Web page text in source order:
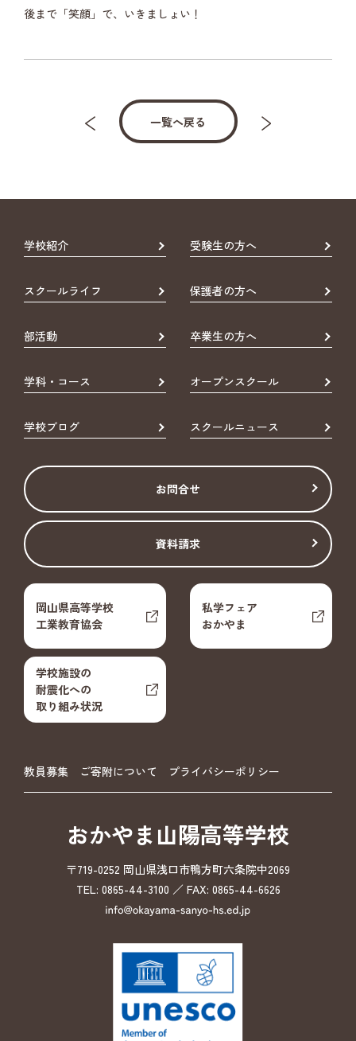
後まで「笑顔」で、いきましょい！
一覧へ戻る
学校紹介 受験生の方へ
スクールライフ 保護者の方へ
部活動 卒業生の方へ
学科・コース オープンスクール
学校ブログ スクールニュース
お問合せ
資料請求
岡山県高等学校
工業教育協会
私学フェア
おかやま
学校施設の
耐震化への
取り組み状況
教員募集 ご寄附について プライバシーポリシー
おかやま山陽高等学校
〒719-0252 岡山県浅口市鴨方町六条院中2069
TEL: 0865-44-3100 ／ FAX: 0865-44-6626